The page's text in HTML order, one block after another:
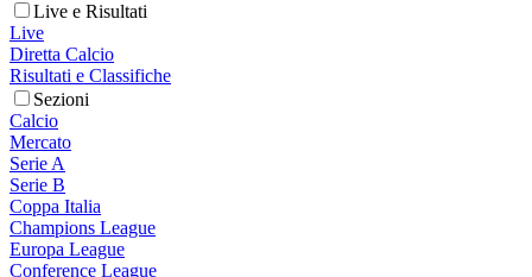
Live e Risultati
Live
Diretta Calcio
Risultati e Classifiche
Sezioni
Calcio
Mercato
Serie A
Serie B
Coppa Italia
Champions League
Europa League
Conference League